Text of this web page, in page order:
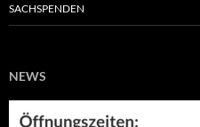
SACHSPENDEN
NEWS